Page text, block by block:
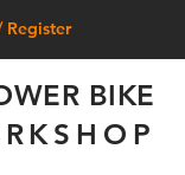
Register
BIKE